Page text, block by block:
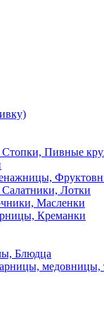
Пивные
Лотки
Масленки
Креманки
Блюдца
медовницы,